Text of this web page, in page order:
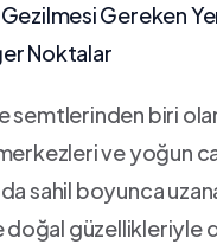
Gereken
⁣Noktalar
semtlerinden biri
ve yoğun
sahil boyunca
⁣doğal güzellikleriyle